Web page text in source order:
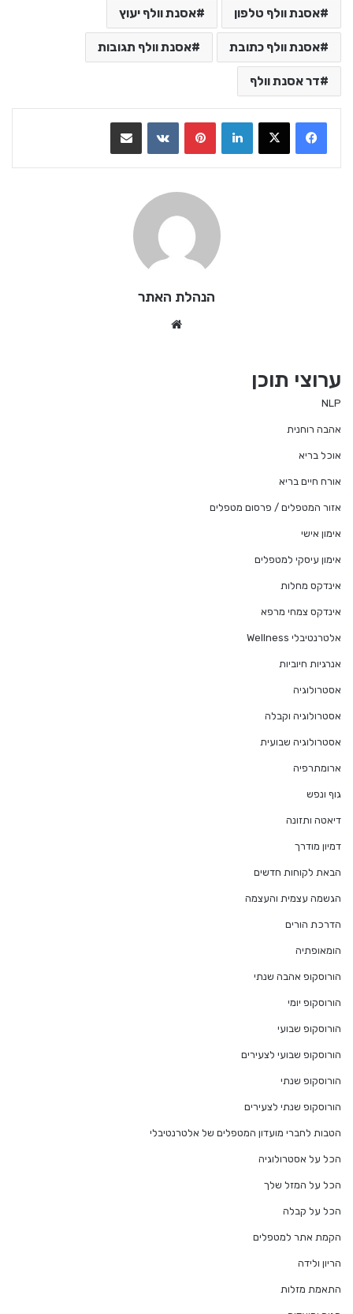
אסנת וולף טלפון אסנת וולף יעוץ
אסנת וולף כתובת אסנת וולף תגובות
דר אסנת וולף
LinkedIn
VKontakte
הנהלת האתר
ערוצי תוכן
NLP
אהבה רוחנית
אוכל בריא
אורח חיים בריא
אזור המטפלים / פרסום מטפלים
אימון אישי
אימון עיסקי למטפלים
אינדקס מחלות
אינדקס צמחי מרפא
אלטרנטיבלי Wellness
אנרגיות חיוביות
אסטרולוגיה
אסטרולוגיה וקבלה
אסטרולוגיה שבועית
ארומתרפיה
גוף ונפש
דיאטה ותזונה
דמיון מודרך
הבאת לקוחות חדשים
הגשמה עצמית והעצמה
הדרכת הורים
הומאופתיה
הורוסקופ אהבה שנתי
הורוסקופ יומי
הורוסקופ שבועי
הורוסקופ שבועי לצעירים
הורוסקופ שנתי
הורוסקופ שנתי לצעירים
הטבות לחברי מועדון המטפלים של אלטרנטיבלי
הכל על אסטרולוגיה
הכל על המזל שלך
הכל על קבלה
הקמת אתר למטפלים
הריון ולידה
התאמת מזלות